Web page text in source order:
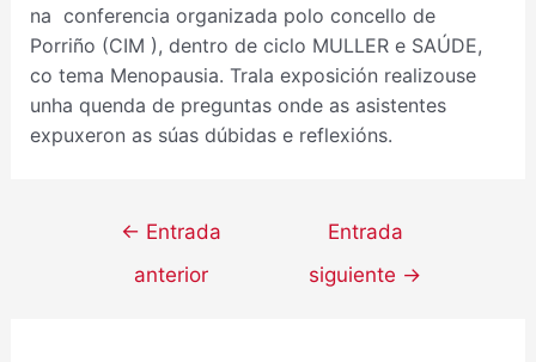
na conferencia organizada polo concello de
Porriño (CIM ), dentro de ciclo MULLER e SAÚDE,
co tema Menopausia. Trala exposición realizouse
unha quenda de preguntas onde as asistentes
expuxeron as súas dúbidas e reflexións.
← Entrada
anterior
Entrada
siguiente →